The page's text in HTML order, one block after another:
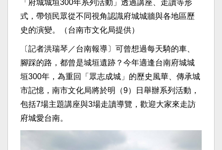
「府城城垣300年系列活動」透過講座、走讀等形
式，帶領民眾從不同視角認識府城城牆與各地區歷
史的演變。（台南市文化局提供）
〔記者洪瑞琴／台南報導〕可曾想過每天騎的車、
腳踩的路，都曾是城垣遺跡？今年適逢台南府城城
垣300年，為重回「眾志成城」的歷史風華、傳承城
市記憶，南市文化局將於明（9）日舉辦系列活動，
包括7場主題講座與3場走讀導覽，歡迎大家來走訪
府城愛台南。